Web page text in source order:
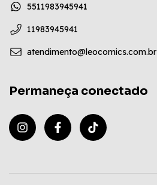
5511983945941
11983945941
atendimento@leocomics.com.br
Permaneça conectado